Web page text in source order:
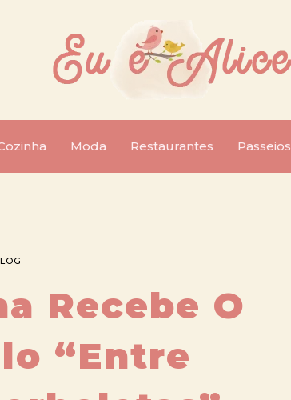
Moda Restaurantes Passeios
Recebe O
“Entre